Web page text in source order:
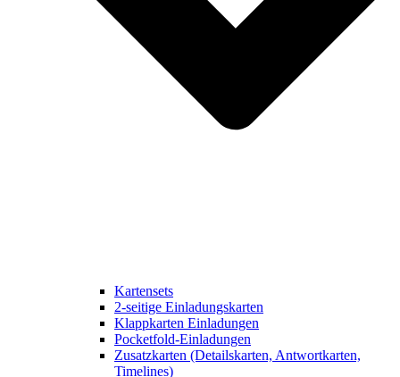
Kartensets
2-seitige Einladungskarten
Klappkarten Einladungen
Pocketfold-Einladungen
Zusatzkarten (Detailskarten, Antwortkarten,
Timelines)